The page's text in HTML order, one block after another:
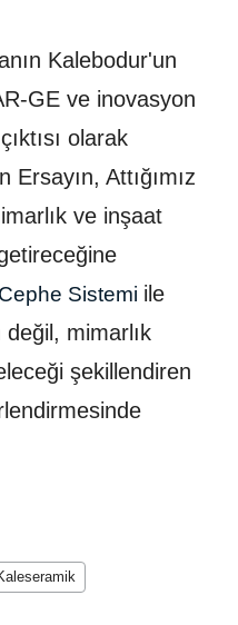
Kalebodur'un
GE ve inovasyon
olarak
Ersayın, Attığımız
ve inşaat
Sistemi ile
mimarlık
şekillendiren